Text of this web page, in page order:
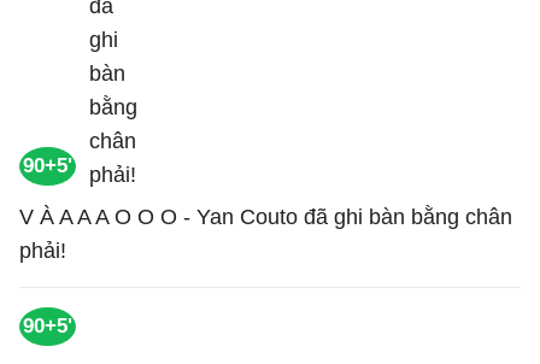
90+5'
V À A A A O O O - Yan Couto đã ghi bàn bằng chân
phải!
90+5'